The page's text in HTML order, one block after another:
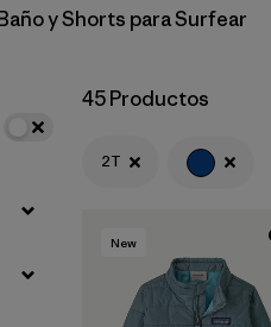
Filtrar por
Color 1
y Shorts para Surfear
45 Productos
2T
New